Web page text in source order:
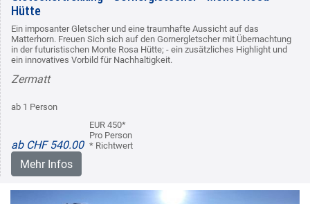
Hütte
Ein imposanter Gletscher und eine traumhafte Aussicht auf das
Matterhorn. Freuen Sich sich auf den Gornergletscher mit Übernachtung
in der futuristischen Monte Rosa Hütte; - ein zusätzliches Highlight und
ein innovatives Vorbild für Nachhaltigkeit.
Zermatt
ab 1 Person
ab CHF 540.00
EUR 450*
Pro Person
* Richtwert
Mehr Infos